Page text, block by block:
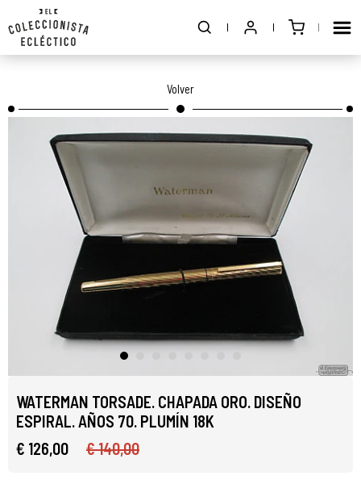
Volver
WATERMAN TORSADE. CHAPADA ORO. DISEÑO
ESPIRAL. AÑOS 70. PLUMÍN 18K
€ 126,00
€ 140,00